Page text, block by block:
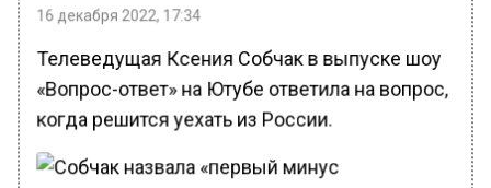
16 декабря 2022, 17:34
Телеведущая Ксения Собчак в выпуске шоу
«Вопрос-ответ» на Ютубе ответила на вопрос,
когда решится уехать из России.